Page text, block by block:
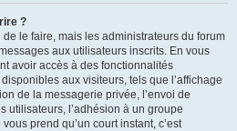
?
de le faire, mais les administrateurs du forum
aux utilisateurs inscrits. En vous
avoir accès à des fonctionnalités
aux visiteurs, tels que l’affichage
de la messagerie privée, l’envoi de
utilisateurs, l’adhésion à un groupe
prend qu’un court instant, c’est